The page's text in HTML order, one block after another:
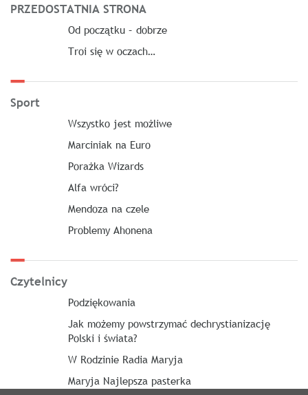
PRZEDOSTATNIA STRONA
Od początku – dobrze
Troi się w oczach…
Sport
Wszystko jest możliwe
Marciniak na Euro
Porażka Wizards
Alfa wróci?
Mendoza na czele
Problemy Ahonena
Czytelnicy
Podziękowania
Jak możemy powstrzymać dechrystianizację
Polski i świata?
W Rodzinie Radia Maryja
Maryja Najlepsza pasterka